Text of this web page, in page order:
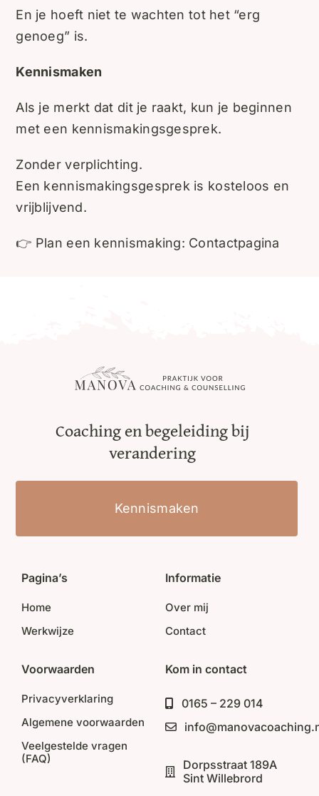
En je hoeft niet te wachten tot het “erg
genoeg” is.
Kennismaken
Als je merkt dat dit je raakt, kun je beginnen
met een kennismakingsgesprek.
Zonder verplichting.
Een kennismakingsgesprek is kosteloos en
vrijblijvend.
👉 Plan een kennismaking: Contactpagina
Coaching en begeleiding bij
verandering
Kennismaken
Pagina’s
Home
Werkwijze
Informatie
Over mij
Contact
Voorwaarden
Privacyverklaring
Algemene voorwaarden
Veelgestelde vragen
(FAQ)
Kom in contact
0165 – 229 014
Dorpsstraat 189A
Sint Willebrord